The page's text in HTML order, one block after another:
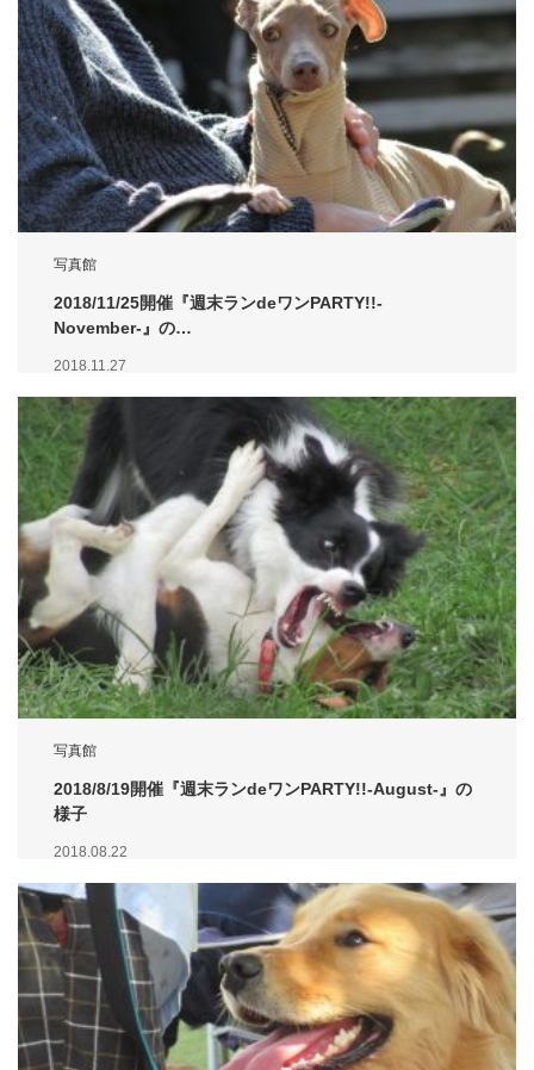
写真館
2018/11/25開催『週末ランdeワンPARTY!!-
November-』の…
2018.11.27
写真館
2018/8/19開催『週末ランdeワンPARTY!!-August-』の
様子
2018.08.22